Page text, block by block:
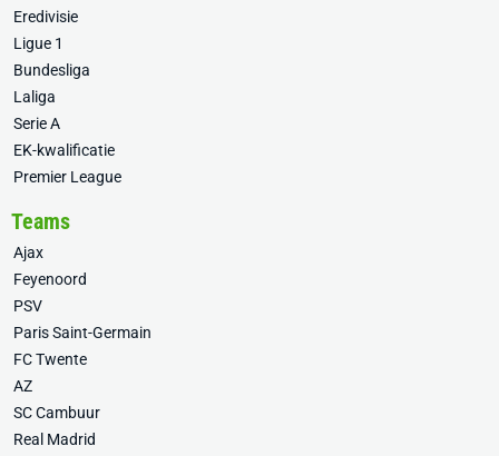
Eredivisie
Ligue 1
Bundesliga
Laliga
Serie A
EK-kwalificatie
Premier League
Teams
Ajax
Feyenoord
PSV
Paris Saint-Germain
FC Twente
AZ
SC Cambuur
Real Madrid